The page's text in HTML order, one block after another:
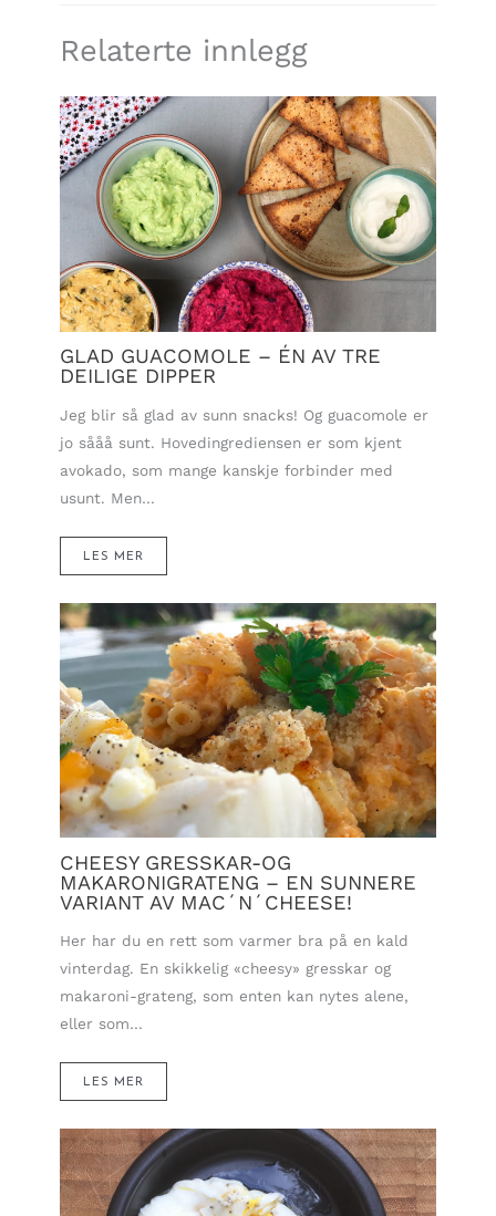
Relaterte innlegg
GLAD GUACOMOLE – ÉN AV TRE
DEILIGE DIPPER
Jeg blir så glad av sunn snacks! Og guacomole er
jo sååå sunt. Hovedingrediensen er som kjent
avokado, som mange kanskje forbinder med
usunt. Men…
LES MER
CHEESY GRESSKAR-OG
MAKARONIGRATENG – EN SUNNERE
VARIANT AV MAC´N´CHEESE!
Her har du en rett som varmer bra på en kald
vinterdag. En skikkelig «cheesy» gresskar og
makaroni-grateng, som enten kan nytes alene,
eller som…
LES MER